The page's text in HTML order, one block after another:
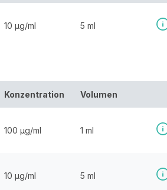
10 µg/ml 5 ml
Konzentration Volumen
100 µg/ml 1 ml
10 µg/ml 5 ml